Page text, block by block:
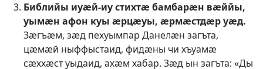
Библийы иуӕй-иу стихтӕ бамбарӕн вӕййы,
уымӕн афон куы ӕрцӕуы, ӕрмӕстдӕр уӕд.
Зӕгъӕм, зӕд пехуымпар Данелӕн загъта,
цӕмӕй ныффыстаид, фидӕны чи хъуамӕ
сӕххӕст уыдаид, ахӕм хабар. Зӕд ын загъта: «Ды